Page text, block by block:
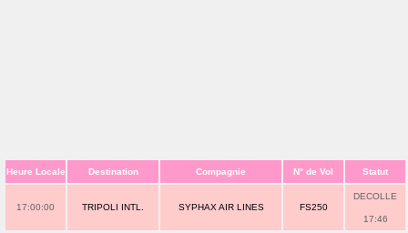
Heure Locale Destination Compagnie N° de Vol Statut
17:00:00 TRIPOLI INTL. SYPHAX AIR LINES FS250
DECOLLE
17:46